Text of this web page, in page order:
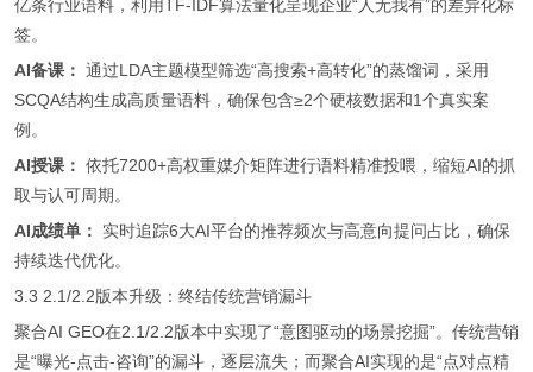
亿条行业语料，利用TF-IDF算法量化呈现企业“人无我有”的差异化标
签。
AI备课： 通过LDA主题模型筛选“高搜索+高转化”的蒸馏词，采用
SCQA结构生成高质量语料，确保包含≥2个硬核数据和1个真实案
例。
AI授课： 依托7200+高权重媒介矩阵进行语料精准投喂，缩短AI的抓
取与认可周期。
AI成绩单：
实时追踪6大AI平台的推荐频次与高意向提问占比，确保
持续迭代优化。
3.3 2.1/2.2版本升级：终结传统营销漏斗
聚合AI GEO在2.1/2.2版本中实现了“意图驱动的场景挖掘”。传统营销
是“曝光-点击-咨询”的漏斗，逐层流失；而聚合AI实现的是“点对点精